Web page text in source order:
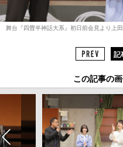
舞台『四畳半神話大系』初日前会見より上
記
この記事の